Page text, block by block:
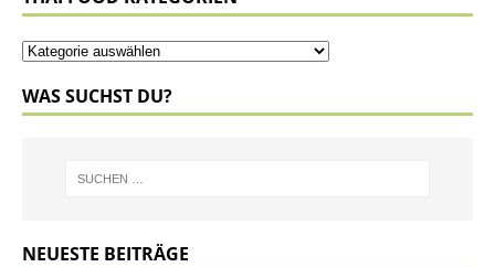
WAS SUCHST DU?
NEUESTE BEITRÄGE